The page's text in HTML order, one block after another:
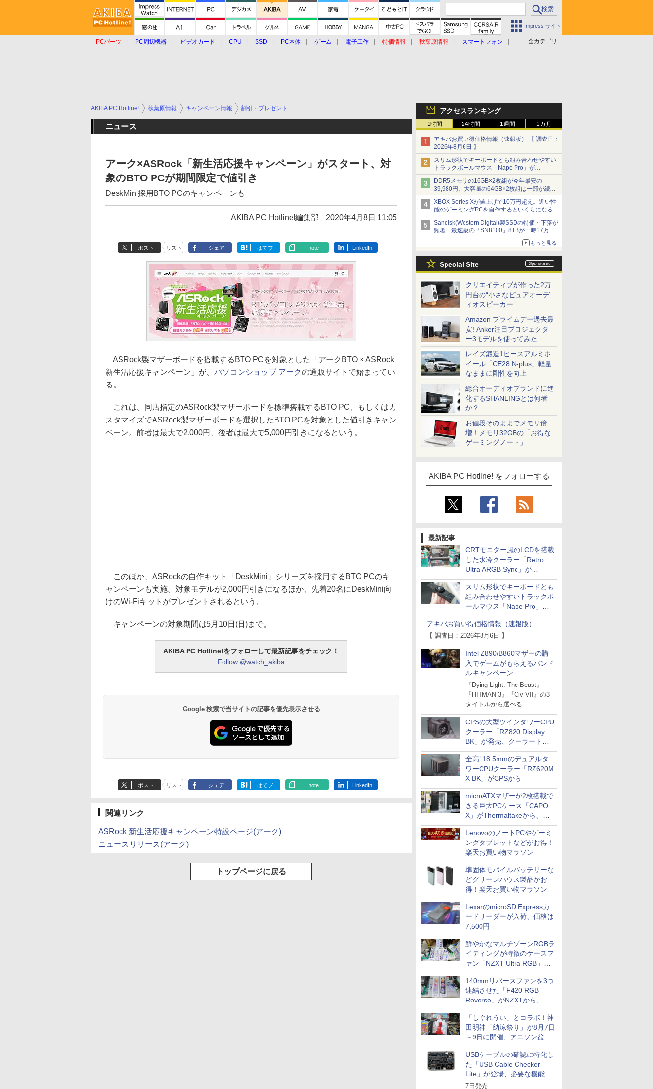
Impress サイト
全カテゴリ
PCパーツ PC周辺機器 ビデオカード CPU SSD PC本体 ゲーム 電子工作 特価情報 秋葉原情報
スマートフォン
アクセスランキング
1時間 24時間 1週間 1カ月
アキバお買い得価格情報（速報版） 【 調査日：
2026年8月6日 】
スリム形状でキーボードとも組み合わせやすい
トラックボールマウス「Nape Pro」が
Keychronから
DDR5メモリの16GB×2枚組が今年最安の
39,980円、大容量の64GB×2枚組は一部が続騰
[8月前半のメモリ価格]
XBOX Series Xが値上げで10万円超え。近い性
能のゲーミングPCを自作するといくらになる？
【石田賀津男の『酒の肴にPCゲーム』】
Sandisk(Western Digital)製SSDの特価・下落が
顕著、最速級の「SN8100」8TBが一時17万円
もっと見る
Special Site
クリエイティブが作った2万
円台の“小さなピュアオーデ
ィオスピーカー”
Amazon プライムデー過去最
安! Anker注目プロジェクタ
ー3モデルを使ってみた
レイズ鍛造1ピースアルミホ
イール「CE28 N-plus」軽量
なままに剛性を向上
総合オーディオブランドに進
化するSHANLINGとは何者
か？
お値段そのままでメモリ倍
増！メモリ32GBの「お得な
ゲーミングノート」
AKIBA PC Hotline! をフォローする
最新記事
CRTモニター風のLCDを搭載
した水冷クーラー「Retro
Ultra ARGB Sync」が
Thermaltakeから
スリム形状でキーボードとも
組み合わせやすいトラックボ
ールマウス「Nape Pro」が
Keychronから
アキバお買い得価格情報（速報版）
【 調査日：2026年8月6日 】
Intel Z890/B860マザーの購
入でゲームがもらえるバンド
ルキャンペーン
『Dying Light: The Beast』
『HITMAN 3』『Civ VII』の3
タイトルから選べる
CPSの大型ツインタワーCPU
クーラー「RZ820 Display
BK」が発売、クーラートッ
プに5インチ液晶搭載
全高118.5mmのデュアルタ
ワーCPUクーラー「RZ620M
X BK」がCPSから
microATXマザーが2枚搭載で
きる巨大PCケース「CAPO
X」がThermaltakeから、カ
ラーは2色
LenovoのノートPCやゲーミ
ングタブレットなどがお得！
楽天お買い物マラソン
準固体モバイルバッテリーな
どグリーンハウス製品がお
得！楽天お買い物マラソン
LexarのmicroSD Expressカ
ードリーダーが入荷、価格は
7,500円
鮮やかなマルチゾーンRGBラ
イティングが特徴のケースフ
ァン「NZXT Ultra RGB」が
発売、計8製品
140mmリバースファンを3つ
連結させた「F420 RGB
Reverse」がNZXTから、単
一フレーム採用
「しぐれうい」とコラボ！神
田明神「納涼祭り」が8月7日
～9日に開催、アニソン盆踊
りや屋台グルメなどもあり
USBケーブルの確認に特化し
た「USB Cable Checker
Lite」が登場、必要な機能を
凝縮しコンパクトに
7日発売
AKIBA PC Hotline! 秋葉原情報 キャンペーン情報 割引・プレゼント
ニュース
アーク×ASRock「新生活応援キャンペーン」がスタート、対
象のBTO PCが期間限定で値引き
DeskMini採用BTO PCのキャンペーンも
AKIBA PC Hotline!編集部 2020年4月8日 11:05
ポスト リスト シェア はてブ note LinkedIn
ASRock製マザーボードを搭載するBTO PCを対象とした「アークBTO × ASRock
新生活応援キャンペーン」が、 パソコンショップ アークの通販サイトで始まってい
る。
これは、同店指定のASRock製マザーボードを標準搭載するBTO PC、もしくはカ
スタマイズでASRock製マザーボードを選択したBTO PCを対象とした値引きキャン
ペーン。前者は最大で2,000円、後者は最大で5,000円引きになるという。
このほか、ASRockの自作キット「DeskMini」シリーズを採用するBTO PCのキ
ャンペーンも実施。対象モデルが2,000円引きになるほか、先着20名にDeskMini向
けのWi-Fiキットがプレゼントされるという。
キャンペーンの対象期間は5月10日(日)まで。
AKIBA PC Hotline!をフォローして最新記事をチェック！
Follow @watch_akiba
Google 検索で当サイトの記事を優先表示させる
ポスト リスト シェア はてブ note LinkedIn
関連リンク
ASRock 新生活応援キャンペーン特設ページ(アーク)
ニュースリリース(アーク)
トップページに戻る